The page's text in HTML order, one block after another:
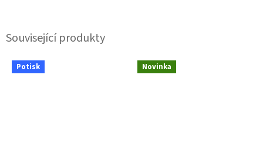
Související produkty
Potisk Novinka